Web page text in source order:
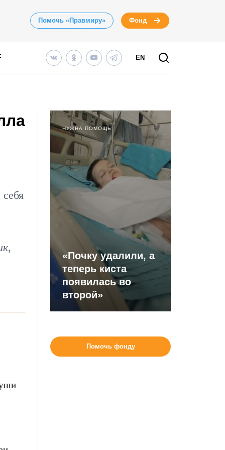
Помочь «Правмиру» Фонд
EN
НУЖНА ПОМОЩЬ
«Почку удалили, а
теперь киста
появилась во
второй»
Помочь фонду